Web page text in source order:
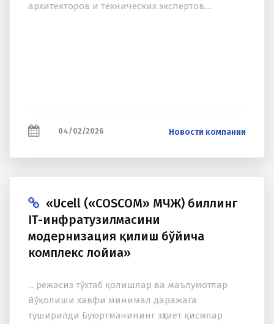
архитекторов и технических экспертов....
04/02/2026 Новости компании
«Ucell («COSCOM» МЧЖ) биллинг
IT-инфратузилмасини
модернизация қилиш бўйича
комплекс лойиҳа»
... режасиз тўхтаб қолишлар ва маълумотлар
йўқолиши хавфи минимал даражага
туширилди Буюртмачининг эҳтиёт қисмлар